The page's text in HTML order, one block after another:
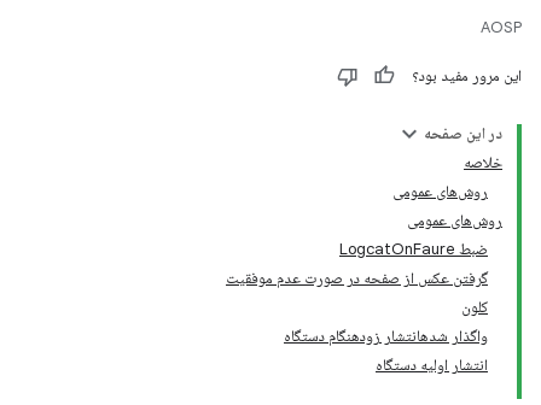
AOSP
این مرور مفید بود؟
در این صفحه
خلاصه
روش‌های عمومی
روش‌های عمومی
ضبط LogcatOnFaure
گرفتن عکس از صفحه در صورت عدم موفقیت
کلون
واگذار شدهانتشار زودهنگام دستگاه
انتشار اولیه دستگاه